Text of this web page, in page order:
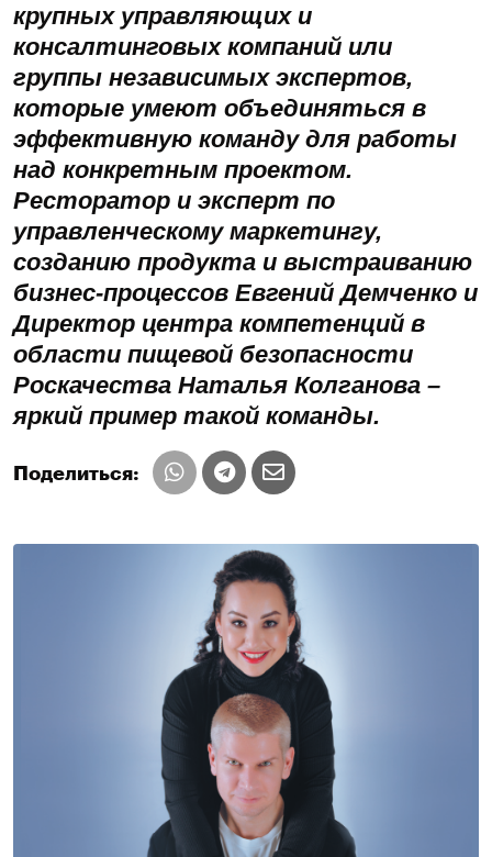
крупных управляющих и
консалтинговых компаний или
группы независимых экспертов,
которые умеют объединяться в
эффективную команду для работы
над конкретным проектом.
Ресторатор и эксперт по
управленческому маркетингу,
созданию продукта и выстраиванию
бизнес-процессов Евгений Демченко и
Директор центра компетенций в
области пищевой безопасности
Роскачества Наталья Колганова –
яркий пример такой команды.
Поделиться: